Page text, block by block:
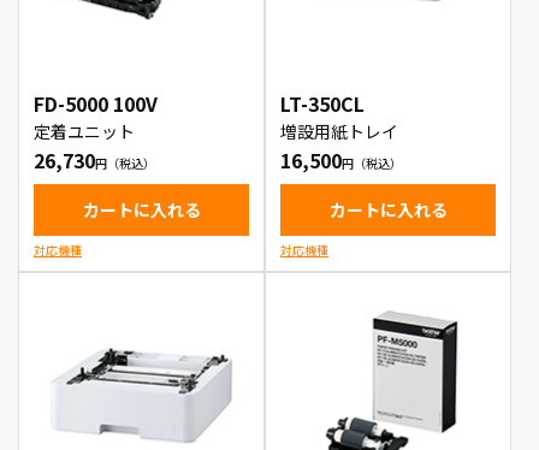
FD-5000 100V
定着ユニット
26,730
カートに入れる
対応機種
LT-350CL
増設用紙トレイ
16,500
カートに入れる
対応機種